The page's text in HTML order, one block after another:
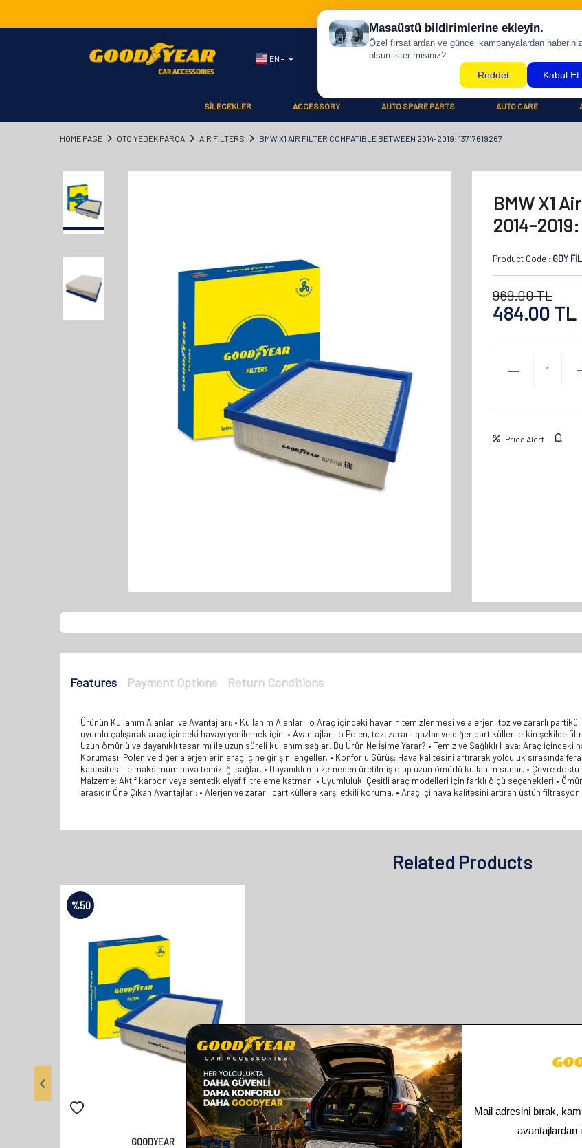
EN −
SİLECEKLER ACCESSORY AUTO SPARE PARTS AUTO CARE
HOME PAGE OTO YEDEK PARÇA AIR FILTERS BMW X1 AIR FILTER COMPATIBLE BETWEEN 2014-2019: 13717619267
BMW X1
2014-2019:
Product Code : GDY
969.00TL
484.00 TL
Price Alert
Features Payment Options Return Conditions
Ürünün Kullanım Alanları ve Avantajları: • Kullanım Alanları: o Araç içindeki havanın temizlenmesi ve alerjen, toz ve zararlı
uyumlu çalışarak araç içindeki havayı yenilemek için. • Avantajları: o Polen, toz, zararlı gazlar ve diğer partikülleri etkin şekilde
Uzun ömürlü ve dayanıklı tasarımı ile uzun süreli kullanım sağlar. Bu Ürün Ne İşime Yarar? • Temiz ve Sağlıklı Hava: Araç
Koruması: Polen ve diğer alerjenlerin araç içine girişini engeller. • Konforlu Sürüş: Hava kalitesini artırarak yolculuk sırasında
kapasitesi ile maksimum hava temizliği sağlar. • Dayanıklı malzemeden üretilmiş olup uzun ömürlü kullanım sunar. • Çevre
Malzeme: Aktif karbon veya sentetik elyaf filtreleme katmanı • Uyumluluk: Çeşitli araç modelleri için farklı ölçü seçenekleri •
arasıdır Öne Çıkan Avantajları: • Alerjen ve zararlı partiküllere karşı etkili koruma. • Araç içi hava kalitesini artıran üstün
Related Products
%50
GOODYEAR